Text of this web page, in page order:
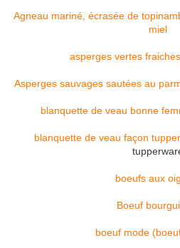
Agneau mariné, écrasée de
miel
asperges vertes
Asperges sauvages sautées au
blanquette de veau bonne
blanquette de veau façon
boeufs aux
Boeuf
boeuf mode